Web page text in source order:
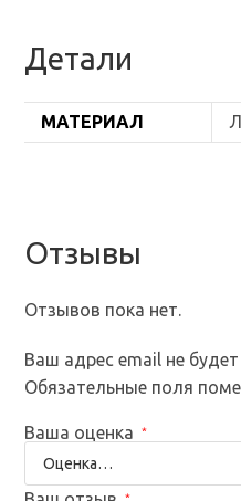
Детали
МАТЕРИАЛ
Отзывы
Отзывов пока нет.
Ваш адрес email не
Обязательные поля
Ваша оценка *
*